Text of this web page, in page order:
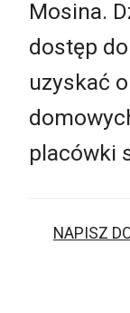
Mosina.
dostęp
uzyskać
placówki
NAPISZ